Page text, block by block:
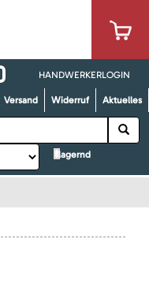
HANDWERKERLOGIN
Versand Widerruf Aktuelles
lagernd